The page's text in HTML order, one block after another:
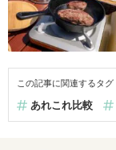
この記事に関連するタグ
あれこれ比較